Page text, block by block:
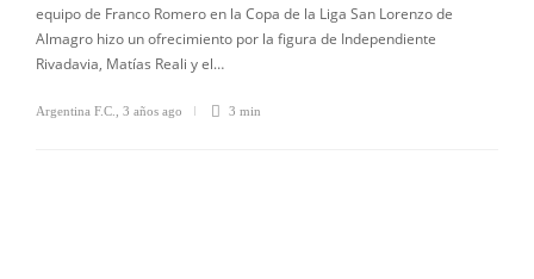
equipo de Franco Romero en la Copa de la Liga San Lorenzo de
Almagro hizo un ofrecimiento por la figura de Independiente
Rivadavia, Matías Reali y el…
Argentina F.C. 3 años ago 3 min